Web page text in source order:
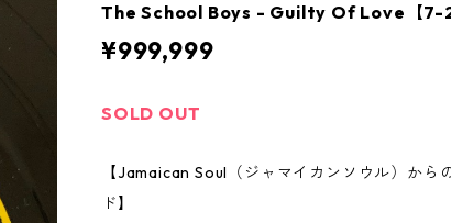
The School Boys - Guilty Of Love【7-
¥999,999
SOLD OUT
【Jamaican Soul（ジャマイカンソウル）から
ド】